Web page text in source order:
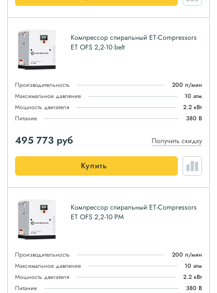
Компрессор спиральный ET-Compressors
ET OFS 2,2-10 belt
Производительность
200 л/мин
Максимальное давление
10 атм
Мощность двигателя
2.2 кВт
Питание
380 В
495 773 руб Получить скидку
Купить
Компрессор спиральный ET-Compressors
ET OFS 2,2-10 PM
Производительность
200 л/мин
Максимальное давление
10 атм
Мощность двигателя
2.2 кВт
Питание
380 В